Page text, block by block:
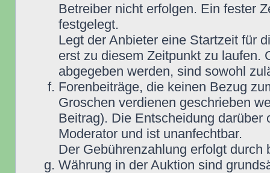
Betreiber nicht erfolgen. Ein fester
festgelegt.
Legt der Anbieter eine Startzeit für
erst zu diesem Zeitpunkt zu laufen.
abgegeben werden, sind sowohl
Forenbeiträge, die keinen Bezug
Groschen verdienen geschrieben
Beitrag). Die Entscheidung darüber
Moderator und ist unanfechtbar.
Der Gebührenzahlung erfolgt durch
Währung in der Auktion sind